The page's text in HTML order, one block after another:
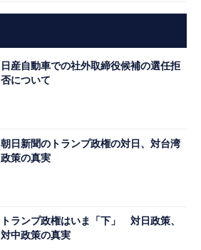
日産自動車での社外取締役候補の選任拒
否について
朝日新聞のトランプ政権の対日、対台湾
政策の真実
トランプ政権はいま「下」 対日政策、
対中政策の真実